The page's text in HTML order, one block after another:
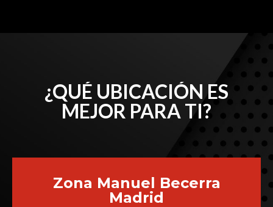
¿QUÉ UBICACIÓN ES
MEJOR PARA TI?
Zona Manuel Becerra
Madrid